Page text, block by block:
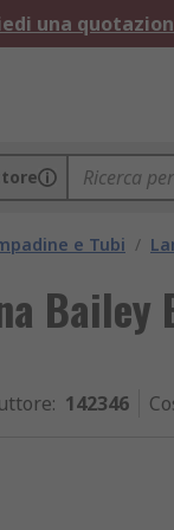
una
e Tubi /
: 142346